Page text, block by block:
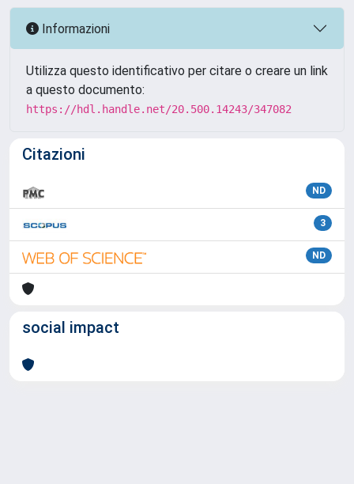
Informazioni
Utilizza questo identificativo per citare o creare un link
a questo documento:
https://hdl.handle.net/20.500.14243/347082
Citazioni
ND
3
ND
social impact